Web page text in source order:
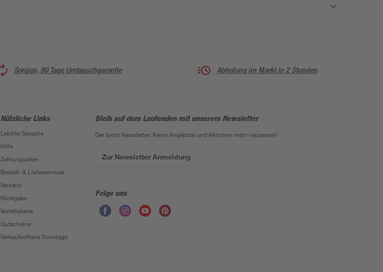
Sorglos, 90 Tage Umtauschgarantie Abholung im Markt in 2 Stunden
Nützliche Links
Leichte Sprache
Hilfe
Zahlungsarten
Bestell- & Lieferservices
Versand
Rückgabe
Vorteilskarte
Gutscheine
Verkaufsoffene Sonntage
Bleib auf dem Laufenden mit unserem Newsletter
Der toom Newsletter: Keine Angebote und Aktionen mehr verpassen!
Zur Newsletter Anmeldung
Folge uns